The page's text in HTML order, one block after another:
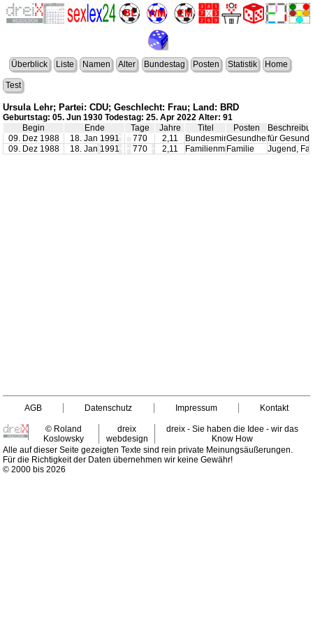
Überblick Liste Namen Alter Bundestag Posten Statistik Home
Test
Ursula Lehr; Partei: CDU; Geschlecht: Frau; Land: BRD
Geburtstag: 05. Jun 1930 Todestag: 25. Apr 2022 Alter: 91
Begin
Ende Tage Jahre Titel Posten
09. Dez 1988
18. Jan 1991 770 2,11 BundesministerGesundheitfür
09. Dez 1988
18. Jan 1991 770 2,11 Familienminister
Familie Jugend,
AGB Datenschutz Impressum Kontakt
© Roland
Koslowsky
dreix
webdesign
dreix - Sie haben die Idee - wir das
Know How
Alle auf dieser Seite gezeigten Texte sind rein private Meinungsäußerungen.
Für die Richtigkeit der Daten übernehmen wir keine Gewähr!
© 2000 bis 2026